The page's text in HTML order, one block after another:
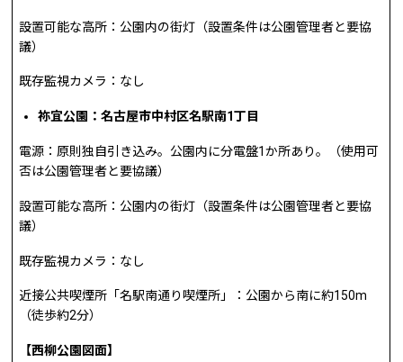
設置可能な高所：公園内の街灯（設置条件は公園管理者と要協
議）
既存監視カメラ：なし
祢宜公園：名古屋市中村区名駅南1丁目
電源：原則独自引き込み。公園内に分電盤1か所あり。（使用可
否は公園管理者と要協議）
設置可能な高所：公園内の街灯（設置条件は公園管理者と要協
議）
既存監視カメラ：なし
近接公共喫煙所「名駅南通り喫煙所」：公園から南に約150m
（徒歩約2分）
【西柳公園図面】